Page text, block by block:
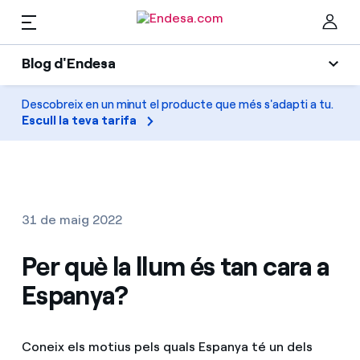
Blog d'Endesa
Blog d'Endesa
Llum
Gas
Solar
Empreses
Llars
Troba la tarifa que més et convé
Compara les nostres tarifes d’empresa i estalvia
altre
Mobilitat
PARA TI
Solar
CA
Descobreix en un minut el producte que més s'adapti a tu.
Escull la teva tarifa
31 de maig 2022
Per què la llum és tan cara a
Espanya?
Coneix els motius pels quals Espanya té un dels